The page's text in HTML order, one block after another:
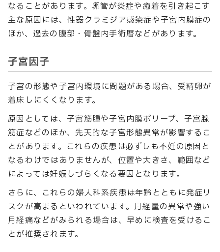
なることがあります。卵管が炎症や癒着を引き起こす
主な原因には、性器クラミジア感染症や子宮内膜症の
ほか、過去の腹部・骨盤内手術暦などがあります。
子宮因子
子宮の形態や子宮内環境に問題がある場合、受精卵が
着床しにくくなります。
原因としては、子宮筋腫や子宮内膜ポリープ、子宮腺
筋症などのほか、先天的な子宮形態異常が影響するこ
とがあります。これらの疾患は必ずしも不妊の原因と
なるわけではありませんが、位置や大きさ、範囲など
によっては妊娠しづらくなる要因となります。
さらに、これらの婦人科系疾患は年齢とともに発症リ
スクが高まるといわれています。月経量の異常や強い
月経痛などがみられる場合は、早めに検査を受けるこ
とが推奨されます。